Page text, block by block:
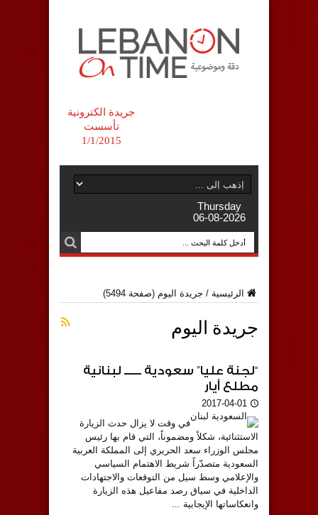
جريدة الكترونية
تأسست
1/1/2015
Thursday
06-08-2026
الرئيسية / جريدة اليوم (صفحة 5494)
جريدة اليوم
“لجنة عليا” سعودية ــــــ لبنانية
مطلع أيار
2017-04-01
في وقت لا يزال حدث الزيارة
الاستثنائية، شكلاً ومضموناً، التي قام بها رئيس
مجلس الوزراء سعد الحريري إلى المملكة العربية
السعودية متصدّراً شريط الاهتمام السياسي
والإعلامي وسط سيل من التوقعات والاجتهادات
الداخلية في سياق رصد مفاعيل هذه الزيارة
وانعكاساتها الإيجابية ...